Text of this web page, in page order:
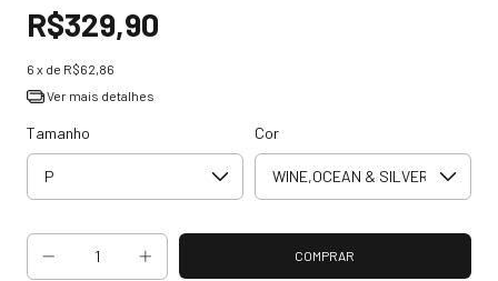
R$329,90
6 x de R$62,86
Ver mais detalhes
Tamanho Cor